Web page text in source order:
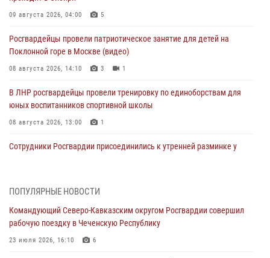
09 августа 2026, 04:00 5
Росгвардейцы провели патриотическое занятие для детей на
Поклонной горе в Москве (видео)
08 августа 2026, 14:10 3 1
В ЛНР росгвардейцы провели тренировку по единоборствам для
юных воспитанников спортивной школы
08 августа 2026, 13:00 1
Сотрудники Росгвардии присоединились к утренней разминке у
в честь юбилея ведомства
08 августа 2026, 09:03
ПОПУЛЯРНЫЕ НОВОСТИ
Командующий Северо-Кавказским округом Росгвардии совершил
рабочую поездку в Чеченскую Республику
23 июля 2026, 16:10 6